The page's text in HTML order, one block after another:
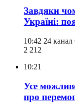
Завдяки
Україні:
10:42 24
2 212
10:21
Усе
про